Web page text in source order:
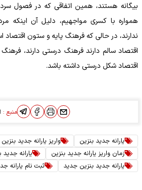
بیگانه هستند، همین اتفاقی که در فصول
همواره با کسری مواجهیم، دلیل آن اینکه
ندارند، در حالی که فرهنگ پایه و ستون
اقتصاد سالم دارند فرهنگ درستی دارند،
اقتصاد شکل درستی داشته باشد.
منبع :
یارانه جدید بنزین
واریز یارانه جدید بنزین
زمان واریز یارانه جدید بنزین
یارانه جدید
یارانه جدید بنزین جدید
ثبت نام یارانه